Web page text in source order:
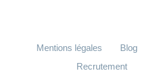
Mentions légales Blog
Recrutement